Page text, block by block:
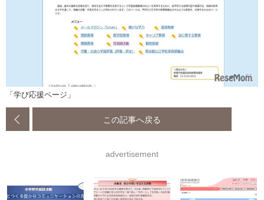
「学び応援ページ」
この記事へ戻る
advertisement